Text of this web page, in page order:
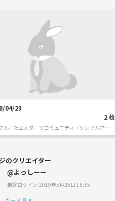
04/23
2枚
ル： 社会人ダーツコミュニティ「シングルアウ
のクリエイター
@よっしーー
最終ログイン:2019年5月29日 15:35